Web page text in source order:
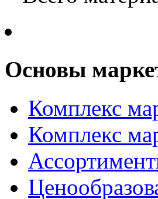
Основы
Комплекс
Комплекс